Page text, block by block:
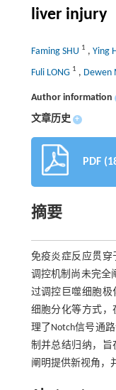
liver injury
Faming SHU 1 , Ying
Fuli LONG 1 , Dewen
Author information
文章历史 +
PDF
摘要
免疫炎症反应贯
调控机制尚未完全
过调控巨噬细胞
细胞分化等方式
理了Notch信号通
制并总结归纳，旨
阐明提供新视角，